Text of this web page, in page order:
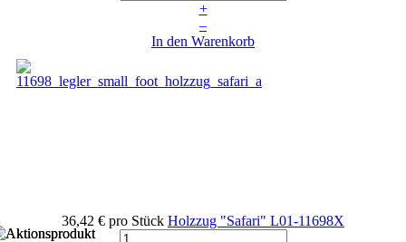
+
–
In den Warenkorb
36,42 € pro Stück Holzzug "Safari" L01-11698X